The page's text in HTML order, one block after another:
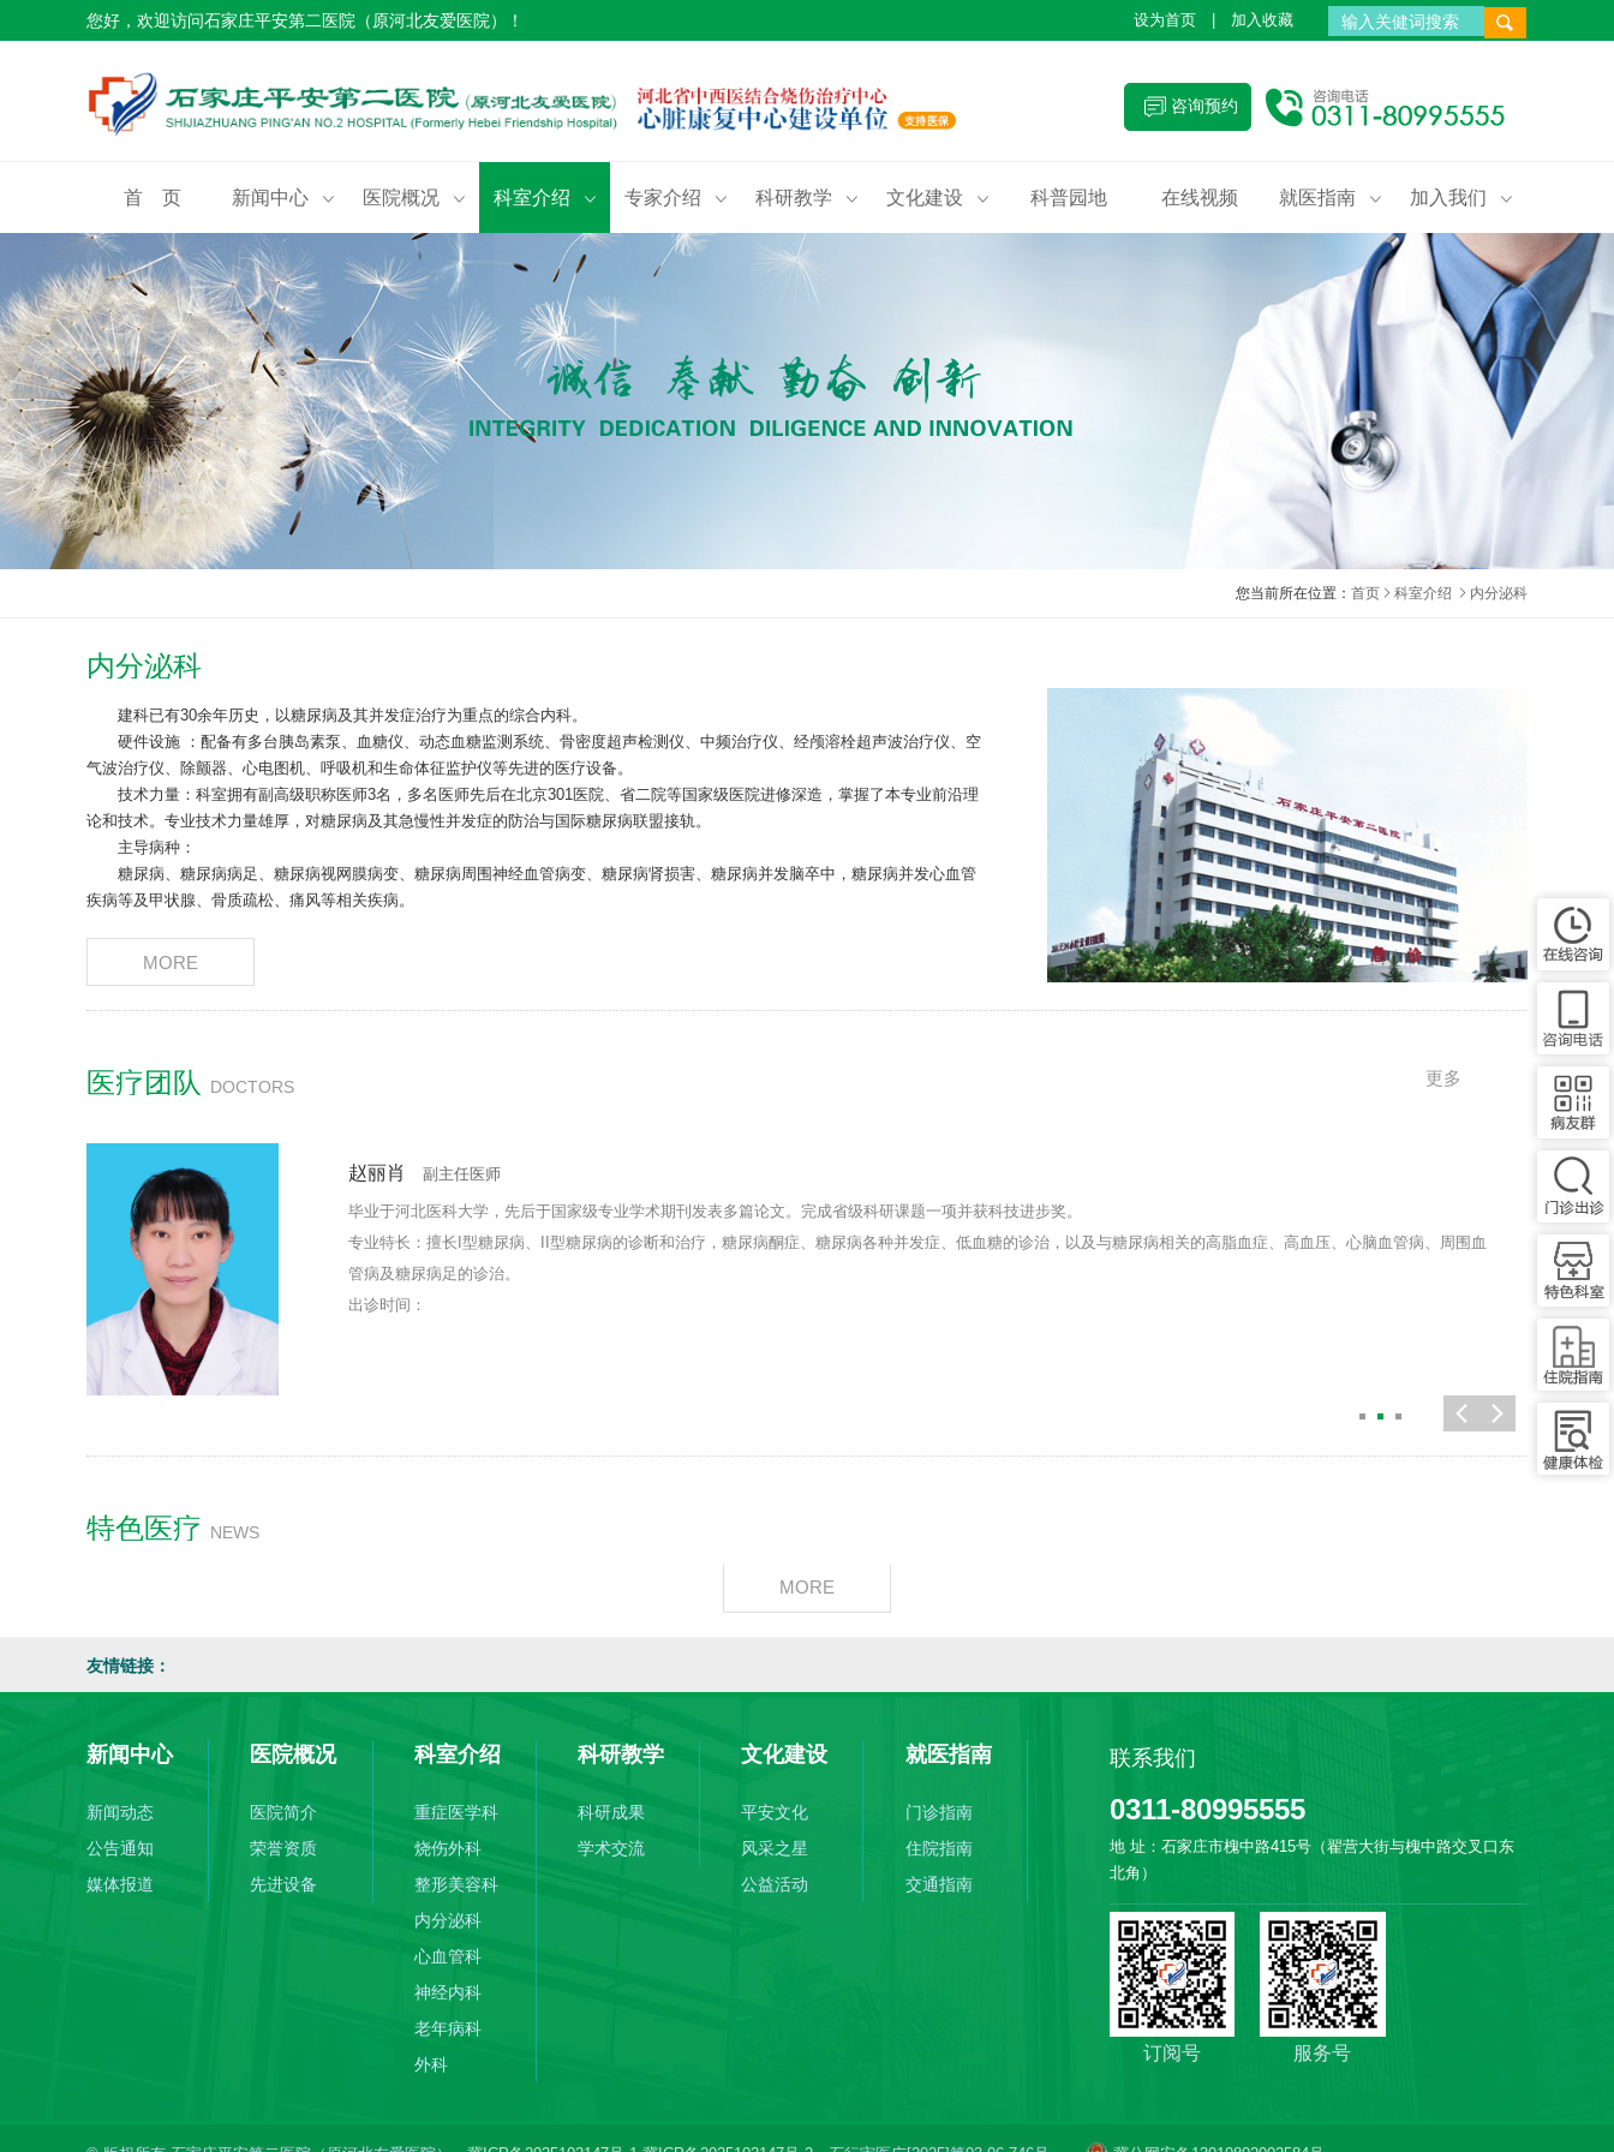
您好，欢迎访问石家庄平安第二医院（原河北友爱医院）！ 设为首页 加入收藏
咨询预约
首 页 新闻中心  医院概况  科室介绍  专家介绍  科研教学  文化建设  科普园地 在线视频 就医指南  加入我们 
您当前所在位置： 首页 科室介绍 内分泌科
内分泌科
建科已有30余年历史，以糖尿病及其并发症治疗为重点的综合内科。
硬件设施 ：配备有多台胰岛素泵、血糖仪、动态血糖监测系统、骨密度超声检测仪、中频治疗仪、经颅溶栓超声波治疗仪、空
气波治疗仪、除颤器、心电图机、呼吸机和生命体征监护仪等先进的医疗设备。
技术力量：科室拥有副高级职称医师3名，多名医师先后在北京301医院、省二院等国家级医院进修深造，掌握了本专业前沿理
论和技术。专业技术力量雄厚，对糖尿病及其急慢性并发症的防治与国际糖尿病联盟接轨。
主导病种：
糖尿病、糖尿病病足、糖尿病视网膜病变、糖尿病周围神经血管病变、糖尿病肾损害、糖尿病并发脑卒中，糖尿病并发心血管
疾病等及甲状腺、骨质疏松、痛风等相关疾病。
MORE
医疗团队 DOCTORS 更多
、高血压、心脑血管病、周围血
毕业于河北医科大学， 从事内科24年，主攻肾内科， 先后于国家级专业学术期刊发表多篇论文 。
专业特长：擅长糖尿病、糖尿病肾病、糖尿病酮症、糖尿病各种并发症、各种血尿、蛋白尿、肾结石、IgA肾病、淀粉样变、慢性肾炎、肾病综合征、系统
特色医疗 NEWS
MORE
友情链接：
新闻中心
新闻动态
公告通知
媒体报道
医院概况
医院简介
荣誉资质
先进设备
科室介绍
重症医学科
烧伤外科
整形美容科
内分泌科
心血管科
神经内科
老年病科
外科
科研教学
科研成果
学术交流
文化建设
平安文化
风采之星
公益活动
就医指南
门诊指南
住院指南
交通指南
联系我们
0311-80995555
地 址：石家庄市槐中路415号（翟营大街与槐中路交叉口东
北角）
订阅号 服务号